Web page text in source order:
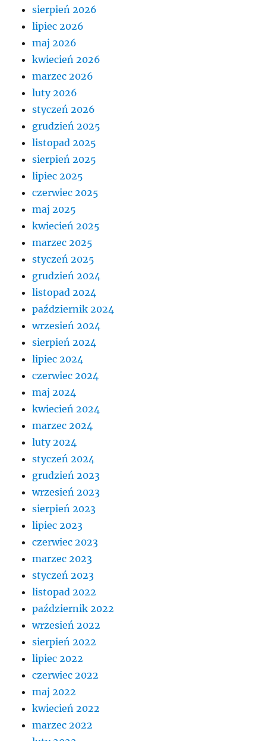
sierpień 2026
lipiec 2026
maj 2026
kwiecień 2026
marzec 2026
luty 2026
styczeń 2026
grudzień 2025
listopad 2025
sierpień 2025
lipiec 2025
czerwiec 2025
maj 2025
kwiecień 2025
marzec 2025
styczeń 2025
grudzień 2024
listopad 2024
październik 2024
wrzesień 2024
sierpień 2024
lipiec 2024
czerwiec 2024
maj 2024
kwiecień 2024
marzec 2024
luty 2024
styczeń 2024
grudzień 2023
wrzesień 2023
sierpień 2023
lipiec 2023
czerwiec 2023
marzec 2023
styczeń 2023
listopad 2022
październik 2022
wrzesień 2022
sierpień 2022
lipiec 2022
czerwiec 2022
maj 2022
kwiecień 2022
marzec 2022